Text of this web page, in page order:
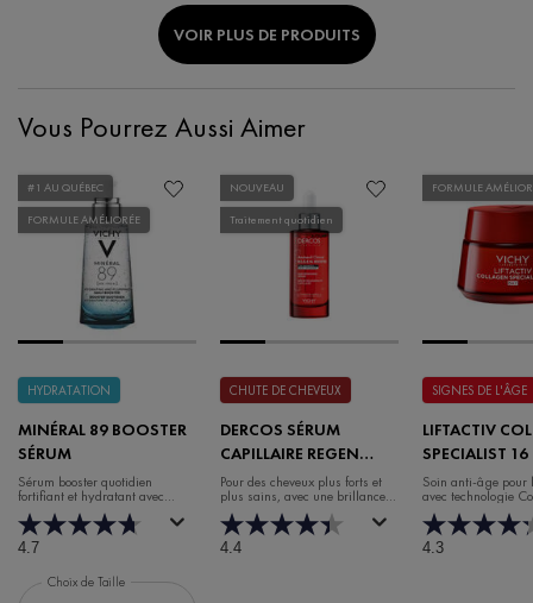
VOIR PLUS DE PRODUITS
Vous Pourrez Aussi Aimer
#1 AU QUÉBEC
FORMULE AMÉLIORÉE
HYDRATATION
MINÉRAL 89 BOOSTER
SÉRUM
Sérum booster quotidien
fortifiant et hydratant avec
acide hyaluronique
4.7
Choix de Taille
NOUVEAU
Traitement quotidien
CHUTE DE CHEVEUX
DERCOS SÉRUM
CAPILLAIRE REGEN
BOOSTER
Pour des cheveux plus forts et
plus sains, avec une brillance et
un volume accrus.
4.4
FORMULE
SIGNES DE L'ÂGE
LIFTACTIV
SPECIALIST 16
DE JOUR
Soin anti-âge pour
avec technologie
4.3